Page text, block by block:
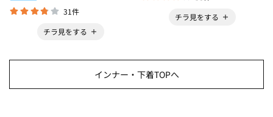
31件
チラ見をする
チラ見をする
インナー・下着TOPへ